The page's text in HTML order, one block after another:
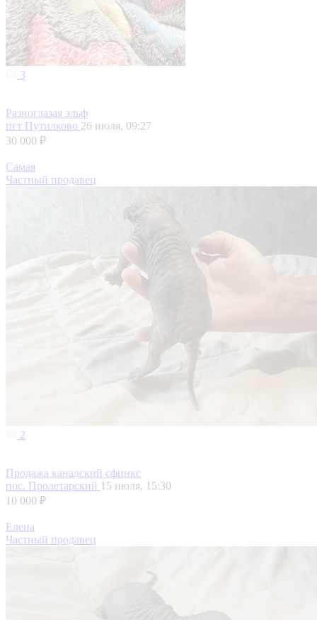
3
Разноглазая эльф
пгт Путилково 26 июля, 09:27
30 000 ₽
Самая
Частный продавец
2
Продажа канадский сфинкс
пос. Пролетарский 15 июля, 15:30
10 000 ₽
Елена
Частный продавец